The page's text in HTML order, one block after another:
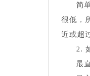
简
很低，
近或超
2.
最